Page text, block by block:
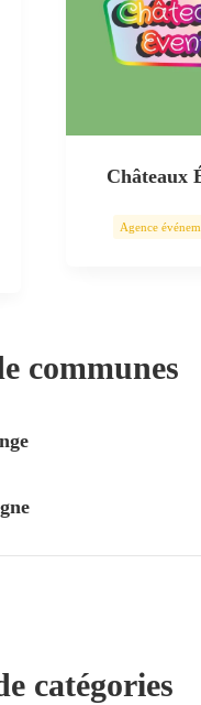
Châteaux
Agence
communes
catégories